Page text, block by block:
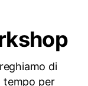
di
tempo per